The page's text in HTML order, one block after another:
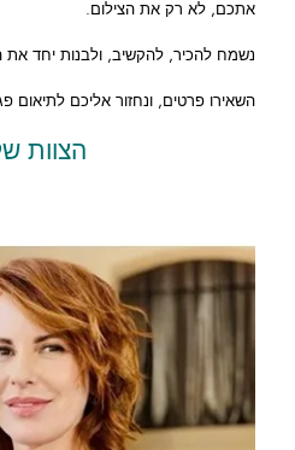
אתכם, לא רק את הצילום.
נשמח להכיר, להקשיב, ולבנות יחד
השאירו פרטים, ונחזור אליכם לתיאום
הצוות